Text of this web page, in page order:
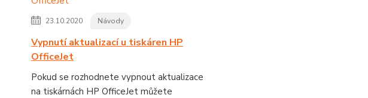
23.10.2020 Návody
Vypnutí aktualizací u tiskáren HP
OfficeJet
Pokud se rozhodnete vypnout aktualizace
na tiskárnách HP OfficeJet můžete